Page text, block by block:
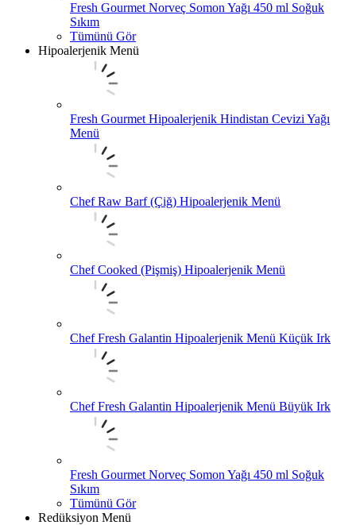
Fresh Gourmet Norveç Somon Yağı 450 ml Soğuk
Sıkım
Tümünü Gör
Hipoalerjenik Menü
Fresh Gourmet Hipoalerjenik Hindistan Cevizi Yağı
Menü
Chef Raw Barf (Çiğ) Hipoalerjenik Menü
Chef Cooked (Pişmiş) Hipoalerjenik Menü
Chef Fresh Galantin Hipoalerjenik Menü Küçük Irk
Chef Fresh Galantin Hipoalerjenik Menü Büyük Irk
Fresh Gourmet Norveç Somon Yağı 450 ml Soğuk
Sıkım
Tümünü Gör
Redüksiyon Menü